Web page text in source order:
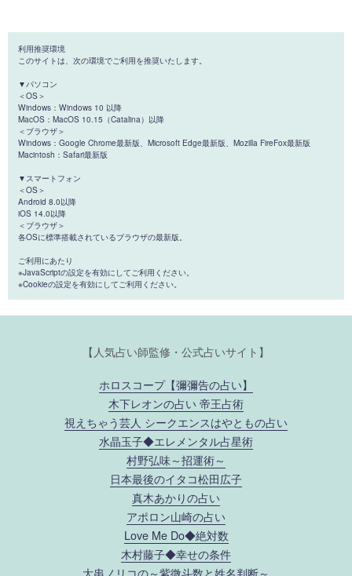
利用推奨環境
このサイトは、次の環境でご利用を推奨いたします。
▼パソコン
＜OS＞
Windows：Windows 10 以降
MacOS：MacOS 10.15（Catalina）以降
＜ブラウザ＞
Windows：Google Chrome最新版、Microsoft Edge最新版、Mozilla FireFox最新版
Macintosh：Safari最新版
▼スマートフォン
＜OS＞
Android 8.0以降
iOS 14.0以降
＜ブラウザ＞
各OSに標準搭載されているブラウザの最新版。
ご利用にあたり
※JavaScriptの設定を有効にしてご利用ください。
※Cookieの設定を有効にしてご利用ください。
【人気占い師監修・公式占いサイト】
ホロスコープ【彌彌告の占い】
木下レオンの占い 帝王占術
視えちゃう芸人 シークエンスはやともの占い
水晶玉子◆エレメンタル占星術
村野弘味～招運術～
日本最後のイタコ松田広子
真木あかりの占い
アポロン山崎の占い
Love Me Do◆絶対数
木村藤子◆幸せの条件
大串ノリコの～紫微斗数と姓名判断～